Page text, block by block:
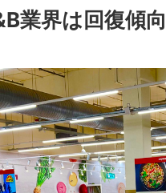
日用消費・小売
デジタル経済・IT
物流・倉庫
アパレル
加工食品
化学・素材
ベトナム進出
業界は回復傾向